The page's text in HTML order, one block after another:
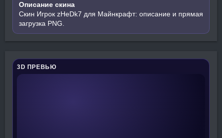
Описание скина
Скин Игрок zHeDk7 для Майнкрафт: описание и прямая
загрузка PNG.
3D ПРЕВЬЮ